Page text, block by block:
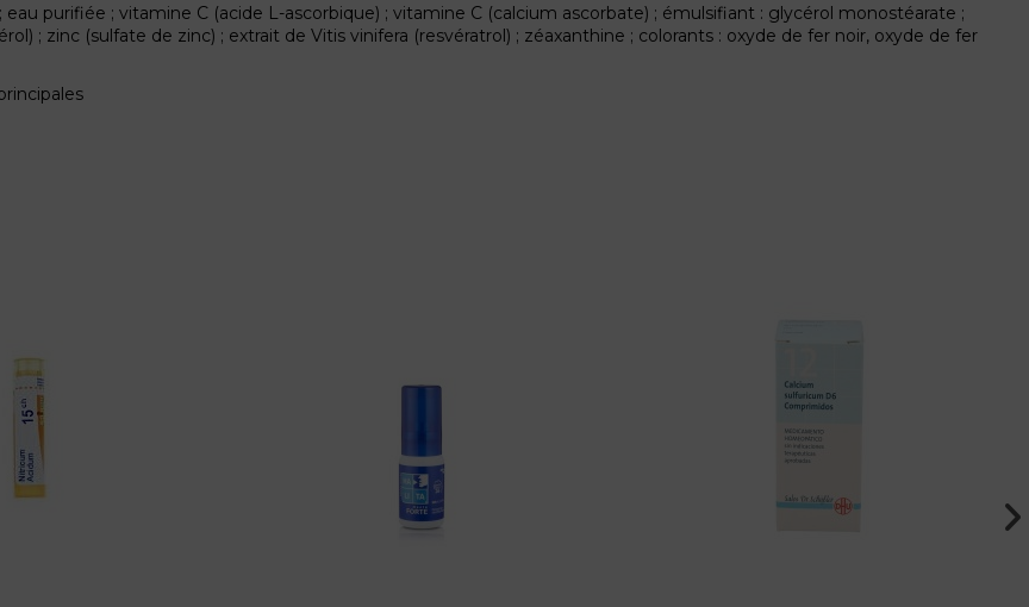
purifiée ; vitamine C (acide L-ascorbique) ; vitamine C (calcium ascorbate) ; émulsifiant : glycérol monostéarate ;
; zinc (sulfate de zinc) ; extrait de Vitis vinifera (resvératrol) ; zéaxanthine ; colorants : oxyde de fer noir, oxyde de fer